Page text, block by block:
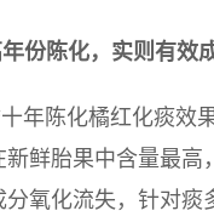
份陈化，实则有效
年陈化橘红化痰效
鲜胎果中含量最
分氧化流失，针对